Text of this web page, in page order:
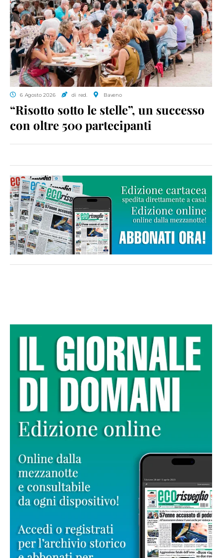
6 Agosto 2026 di red. Baveno
“Risotto sotto le stelle”, un successo
con oltre 500 partecipanti